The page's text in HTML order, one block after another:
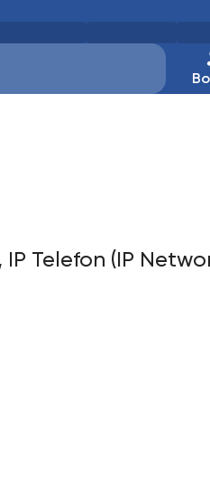
Telefon (IP